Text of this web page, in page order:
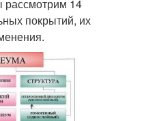
рассмотрим 14
покрытий, их